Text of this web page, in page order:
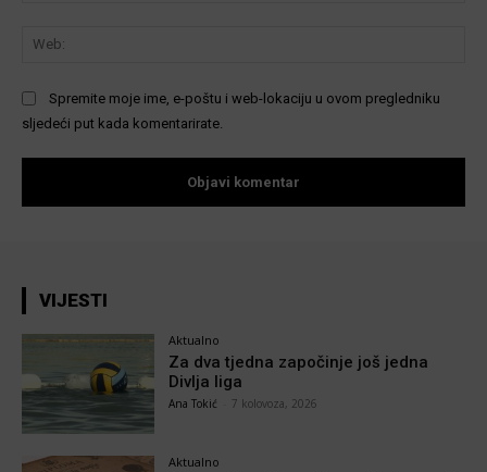
Spremite moje ime, e-poštu i web-lokaciju u ovom pregledniku
sljedeći put kada komentarirate.
VIJESTI
Aktualno
Za dva tjedna započinje još jedna
Divlja liga
Ana Tokić 7 kolovoza, 2026
Aktualno